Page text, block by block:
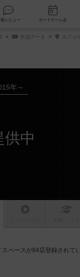
新着レビュー ボー
作品データ カフェ/
年～
中
ペースが84店登録され